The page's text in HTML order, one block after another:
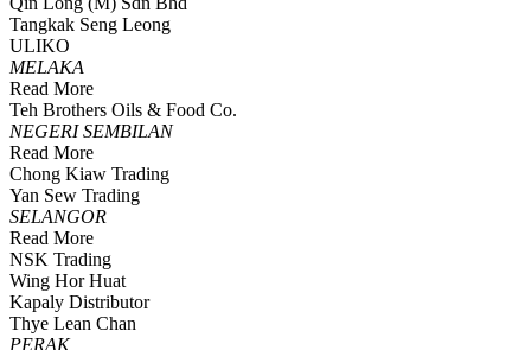
Tangkak Seng Leong
ULIKO
MELAKA
Read More
Teh Brothers Oils & Food Co.
NEGERI SEMBILAN
Read More
Chong Kiaw Trading
Yan Sew Trading
SELANGOR
Read More
NSK Trading
Wing Hor Huat
Kapaly Distributor
Thye Lean Chan
PERAK